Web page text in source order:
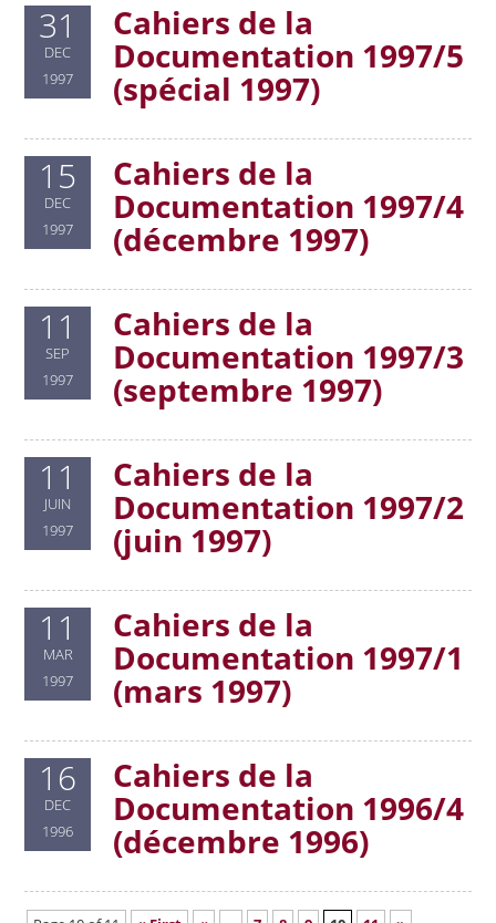
31
DEC
1997
Cahiers de la
Documentation 1997/5
(spécial 1997)
15
DEC
1997
Cahiers de la
Documentation 1997/4
(décembre 1997)
11
SEP
1997
Cahiers de la
Documentation 1997/3
(septembre 1997)
11
JUIN
1997
Cahiers de la
Documentation 1997/2
(juin 1997)
11
MAR
1997
Cahiers de la
Documentation 1997/1
(mars 1997)
16
DEC
1996
Cahiers de la
Documentation 1996/4
(décembre 1996)